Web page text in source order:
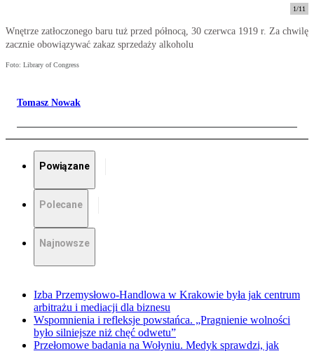
1/11
Wnętrze zatłoczonego baru tuż przed północą, 30 czerwca 1919 r. Za chwilę
zacznie obowiązywać zakaz sprzedaży alkoholu
Foto: Library of Congress
Tomasz Nowak
Powiązane
Polecane
Najnowsze
Izba Przemysłowo-Handlowa w Krakowie była jak centrum
arbitrażu i mediacji dla biznesu
Wspomnienia i refleksje powstańca. „Pragnienie wolności
było silniejsze niż chęć odwetu”
Przełomowe badania na Wołyniu. Medyk sprawdzi, jak